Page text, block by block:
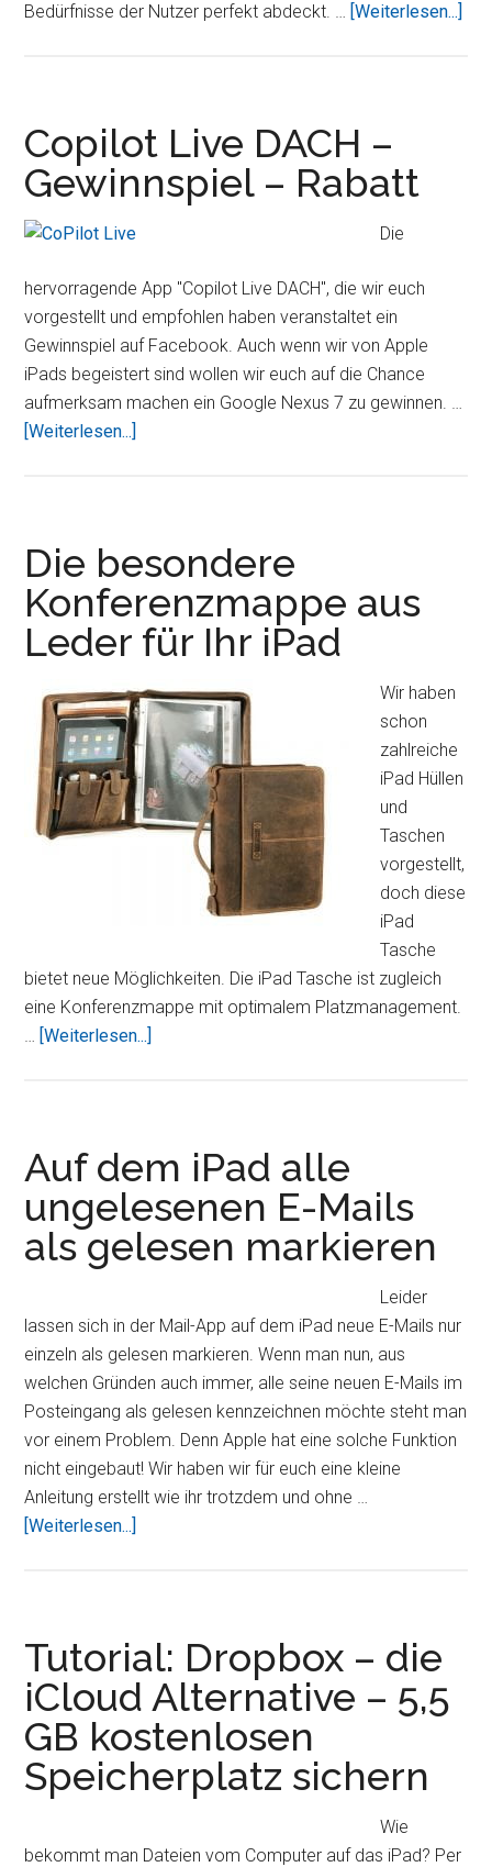
Bedürfnisse der Nutzer perfekt abdeckt. … [Weiterlesen...]
Copilot Live DACH –
Gewinnspiel – Rabatt
Die
hervorragende App "Copilot Live DACH", die wir euch
vorgestellt und empfohlen haben veranstaltet ein
Gewinnspiel auf Facebook. Auch wenn wir von Apple
iPads begeistert sind wollen wir euch auf die Chance
aufmerksam machen ein Google Nexus 7 zu gewinnen. …
[Weiterlesen...]
Gewinnspiel
–
Rabatt
Die besondere
Konferenzmappe aus
Leder für Ihr iPad
Wir haben
schon
zahlreiche
iPad Hüllen
und
Taschen
vorgestellt,
doch diese
iPad
Tasche
bietet neue Möglichkeiten. Die iPad Tasche ist zugleich
eine Konferenzmappe mit optimalem Platzmanagement.
… [Weiterlesen...]
Leder
für
Ihr
iPad
Auf dem iPad alle
ungelesenen E-Mails
als gelesen markieren
Leider
lassen sich in der Mail-App auf dem iPad neue E-Mails nur
einzeln als gelesen markieren. Wenn man nun, aus
welchen Gründen auch immer, alle seine neuen E-Mails im
Posteingang als gelesen kennzeichnen möchte steht man
vor einem Problem. Denn Apple hat eine solche Funktion
nicht eingebaut! Wir haben wir für euch eine kleine
Anleitung erstellt wie ihr trotzdem und ohne …
[Weiterlesen...]
ungelesenen
E-
Mails
als
gelesen
markieren
Tutorial: Dropbox – die
iCloud Alternative – 5,5
GB kostenlosen
Speicherplatz sichern
Wie
bekommt man Dateien vom Computer auf das iPad? Per